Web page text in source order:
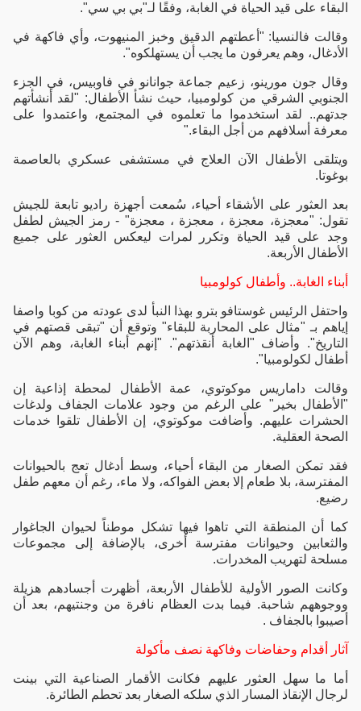
البقاء على قيد الحياة في الغابة، وفقًا لـ"بي بي سي".
وقالت فالنسيا: "أعطتهم الدقيق وخبز المنيهوت، وأي فاكهة في
الأدغال، وهم يعرفون ما يجب أن يستهلكوه".
وقال جون مورينو، زعيم جماعة جوانانو في فاوبيس، في الجزء
الجنوبي الشرقي من كولومبيا، حيث نشأ الأطفال: "لقد أنشأتهم
جدتهم.. لقد استخدموا ما تعلموه في المجتمع، واعتمدوا على
معرفة أسلافهم من أجل البقاء."
ويتلقى الأطفال الآن العلاج في مستشفى عسكري بالعاصمة
بوغوتا.
بعد العثور على الأشقاء أحياء، سُمعت أجهزة راديو تابعة للجيش
تقول: "معجزة، معجزة ، معجزة ، معجزة" - رمز الجيش لطفل
وجد على قيد الحياة وتكرر لمرات ليعكس العثور على جميع
الأطفال الأربعة.
أبناء الغابة.. وأطفال كولومبيا
واحتفل الرئيس غوستافو بترو بهذا النبأ لدى عودته من كوبا واصفا
إياهم بـ "مثال على المحاربة للبقاء" وتوقع أن "تبقى قصتهم في
التاريخ". وأضاف "الغابة أنقذتهم". "إنهم أبناء الغابة، وهم الآن
أطفال لكولومبيا".
وقالت داماريس موكوتوي، عمة الأطفال لمحطة إذاعية إن
"الأطفال بخير" على الرغم من وجود علامات الجفاف ولدغات
الحشرات عليهم. وأضافت موكوتوي، إن الأطفال تلقوا خدمات
الصحة العقلية.
فقد تمكن الصغار من البقاء أحياء، وسط أدغال تعج بالحيوانات
المفترسة، بلا طعام إلا بعض الفواكه، ولا ماء، رغم أن معهم طفل
رضيع.
كما أن المنطقة التي تاهوا فيها تشكل موطناً لحيوان الجاغوار
والثعابين وحيوانات مفترسة أخرى، بالإضافة إلى مجموعات
مسلحة لتهريب المخدرات.
وكانت الصور الأولية للأطفال الأربعة، أظهرت أجسادهم هزيلة
ووجوههم شاحبة. فيما بدت العظام نافرة من وجنتيهم، بعد أن
أصيبوا بالجفاف .
آثار أقدام وحفاضات وفاكهة نصف مأكولة
أما ما سهل العثور عليهم فكانت الأقمار الصناعية التي بينت
لرجال الإنقاذ المسار الذي سلكه الصغار بعد تحطم الطائرة.